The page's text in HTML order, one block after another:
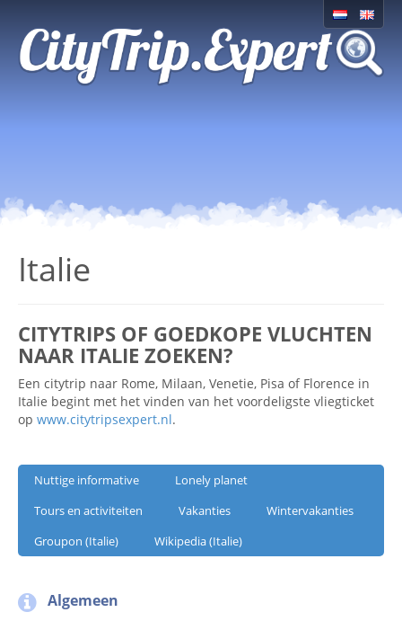
Italie
CITYTRIPS OF GOEDKOPE VLUCHTEN
NAAR ITALIE ZOEKEN?
Een citytrip naar Rome, Milaan, Venetie, Pisa of Florence in
Italie begint met het vinden van het voordeligste vliegticket
op www.citytripsexpert.nl.
Nuttige informative
Lonely planet
Tours en activiteiten
Vakanties
Wintervakanties
Groupon (Italie)
Wikipedia (Italie)
Algemeen